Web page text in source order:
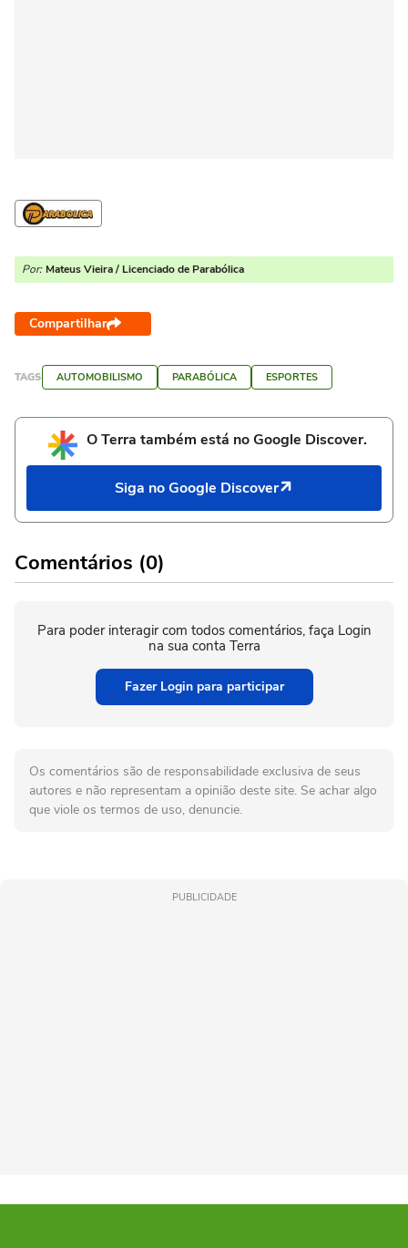
Por: Mateus Vieira / Licenciado de Parabólica
Compartilhar
TAGS AUTOMOBILISMO PARABÓLICA ESPORTES
O Terra também está no Google Discover.
Siga no Google Discover
Comentários (0)
Para poder interagir com todos comentários, faça Login
na sua conta Terra
Fazer Login para participar
Os comentários são de responsabilidade exclusiva de seus
autores e não representam a opinião deste site. Se achar algo
que viole os termos de uso, denuncie.
PUBLICIDADE